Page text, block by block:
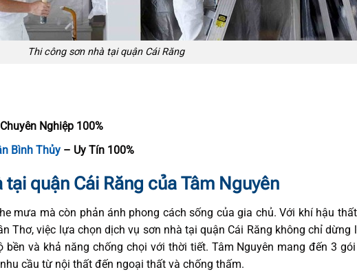
Thi công sơn nhà tại quận Cái Răng
Nghiệp 100%
Bình Thủy– Uy Tín 100%
quận Cái Răng của Tâm Nguyên
mưa mà còn phản ánh phong cách sống của gia chủ. Với khí hậu
Thơ, việc lựa chọn dịch vụ sơn nhà tại quận Cái Răng không chỉ dừng
và khả năng chống chọi với thời tiết. Tâm Nguyên mang đến 3
cầu từ nội thất đến ngoại thất và chống thấm.